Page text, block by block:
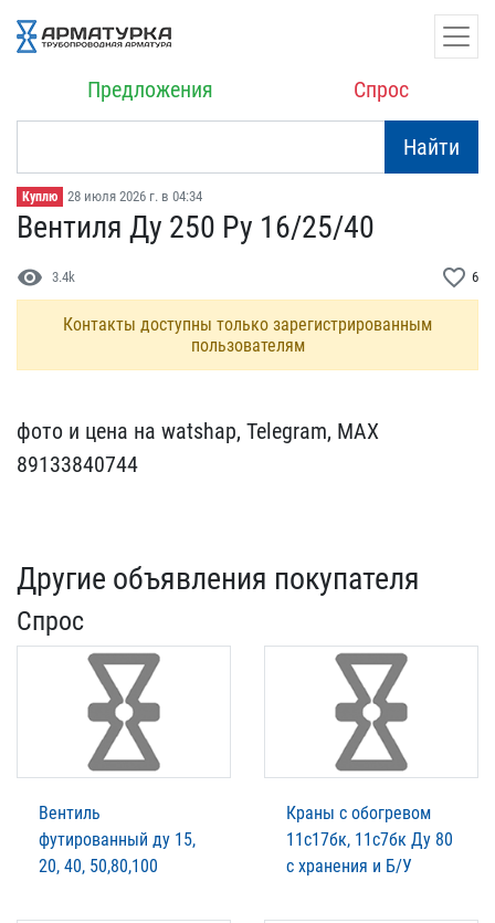
Предложения Спрос
Найти
Куплю 28 июля 2026 г. в 04:34
Вентиля Ду 250 Ру 16/25/​40
visibility 3.4k favorite_border 6
Контакты доступны только зарегистрированным
пользователям
фото и цена на watshap, ​Telegram, MAX
8913384074​4
Другие объявления покупателя
Спрос
Вентиль
футированный ду 15,
20, 40, 50,80,100
Краны с обогревом
11с17бк, 11с7бк Ду 80
с хранения и Б/У